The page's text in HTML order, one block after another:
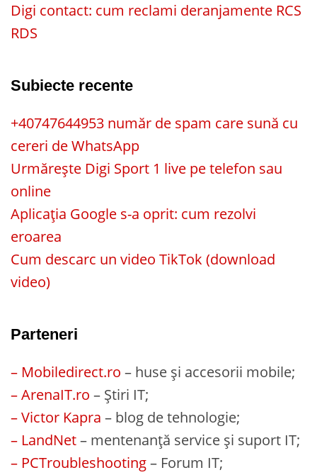
Digi contact: cum reclami deranjamente RCS
RDS
Subiecte recente
+40747644953 număr de spam care sună cu
cereri de WhatsApp
Urmărește Digi Sport 1 live pe telefon sau
online
Aplicația Google s-a oprit: cum rezolvi
eroarea
Cum descarc un video TikTok (download
video)
Parteneri
– Mobiledirect.ro – huse și accesorii mobile;
– ArenaIT.ro – Știri IT;
– Victor Kapra – blog de tehnologie;
– LandNet– mentenanță service și suport IT;
– PCTroubleshooting– Forum IT;